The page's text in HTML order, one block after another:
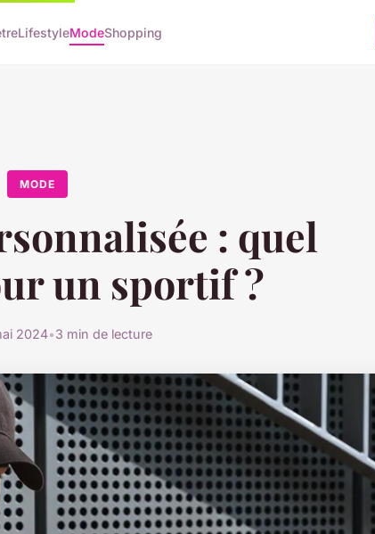
LifestyleModeShopping
MODE
: quel
un sportif ?
2024•3 min de lecture